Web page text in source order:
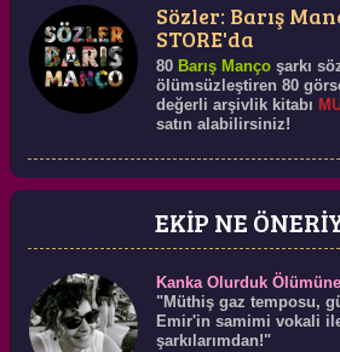
Sözler: Barış
STORE'da
80 Barış Mançoşarkı
ölümsüzleştiren 80
değerli arşivlik kitabı
satın alabilirsiniz!
EKİP NE
Kanka Olurduk Ölümüne
"Müthiş gaz temposu,
Emir'in samimi vokali
şarkılarımdan!"